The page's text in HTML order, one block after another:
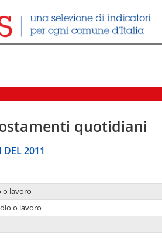
quotidiani
2011
o lavoro
o lavoro